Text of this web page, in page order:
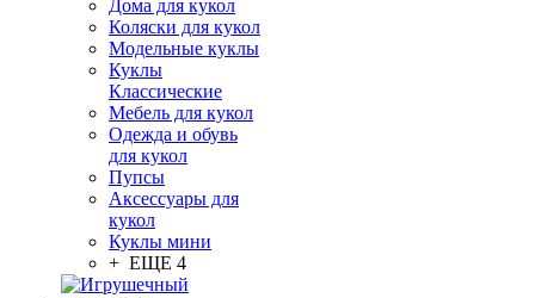
Дома для кукол
Коляски для кукол
Модельные куклы
Куклы
Классические
Мебель для кукол
Одежда и обувь
для кукол
Пупсы
Аксессуары для
кукол
Куклы мини
+ ЕЩЕ 4